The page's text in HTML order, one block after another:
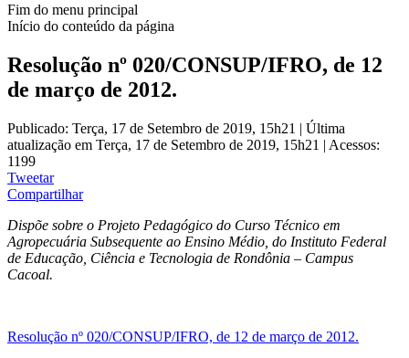
Fim do menu principal
Início do conteúdo da página
Resolução nº 020/CONSUP/IFRO, de 12
de março de 2012.
Publicado: Terça, 17 de Setembro de 2019, 15h21 | Última
atualização em Terça, 17 de Setembro de 2019, 15h21 | Acessos:
1199
Tweetar
Compartilhar
Dispõe sobre o Projeto Pedagógico do Curso Técnico em
Agropecuária Subsequente ao Ensino Médio, do Instituto Federal
de Educação, Ciência e Tecnologia de Rondônia – Campus
Cacoal.
Resolução nº 020/CONSUP/IFRO, de 12 de março de 2012.